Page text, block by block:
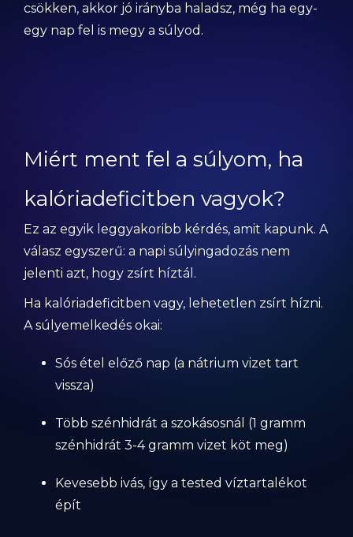
csökken, akkor jó irányba haladsz, még ha egy-
egy nap fel is megy a súlyod.
Miért ment fel a súlyom, ha
kalóriadeficitben vagyok?
Ez az egyik leggyakoribb kérdés, amit kapunk. A
válasz egyszerű: a napi súlyingadozás nem
jelenti azt, hogy zsírt híztál.
Ha kalóriadeficitben vagy, lehetetlen zsírt hízni.
A súlyemelkedés okai:
Sós étel előző nap (a nátrium vizet tart
vissza)
Több szénhidrát a szokásosnál (1 gramm
szénhidrát 3-4 gramm vizet köt meg)
Kevesebb ivás, így a tested víztartalékot
épít